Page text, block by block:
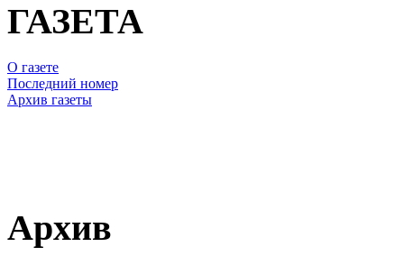
ГАЗЕТА
О газете
Последний номер
Архив газеты
Архив